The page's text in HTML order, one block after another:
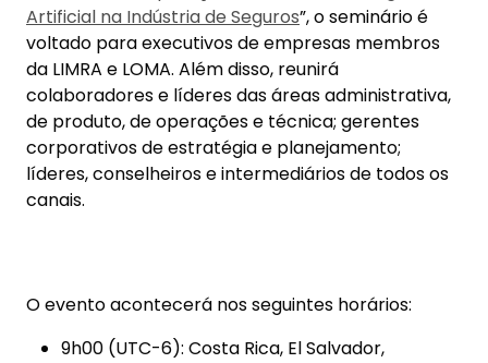
O evento acontecerá nos seguintes horários:
9h00 (UTC-6): Costa Rica, El Salvador,
Guatemala, Honduras, México, Nicarágua;
10h00 (UTC-5): Colômbia, Equador, Panamá,
Peru;
11h00 (UTC-4): Bolívia, Chile, Paraguai, Porto
Rico, República Dominicana, Venezuela;